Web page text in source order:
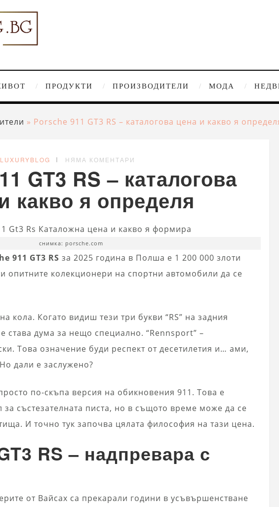
ПРОДУКТИ ПРОИЗВОДИТЕЛИ МОДА
» Porsche 911 GT3 RS – каталогова цена и какво я
НЯМА КОМЕНТАРИ
GT3 RS – каталогова
какво я определя
снимка: porsche.com
911 GT3 RS за 2025 година в Полша е 1 200 000 злоти
опитните колекционери на спортни автомобили да се
кола. Когато видиш тези три букви “RS” на задния
става дума за нещо специално. “Rennsport” –
Това означение буди респект от десетилетия и… ами,
дали е заслужено?
по-скъпа версия на обикновения 911. Това е
състезателната писта, но в същото време може да се
И точно тук започва цялата философия на тази цена.
RS – надпревара с
от Вайсах са прекарали години в усъвършенстване